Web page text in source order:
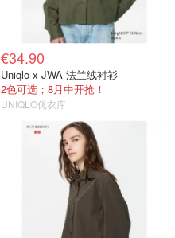
€34.90
Uniqlo x JWA 法兰绒衬衫
2色可选；8月中开抢！
UNIQLO优衣库